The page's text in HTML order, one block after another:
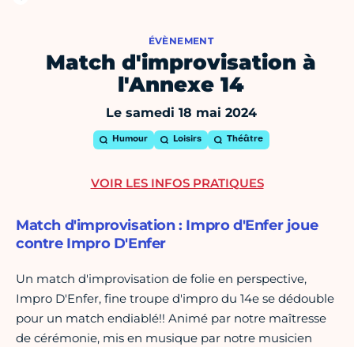
ÉVÈNEMENT
Match d'improvisation à
l'Annexe 14
Le samedi 18 mai 2024
Humour Loisirs Théâtre
Match d'improvisation : Impro d'Enfer joue
contre Impro D'Enfer
Un match d'improvisation de folie en perspective,
Impro D'Enfer, fine troupe d'impro du 14e se dédouble
pour un match endiablé!! Animé par notre maîtresse
de cérémonie, mis en musique par notre musicien
VOIR LES INFOS PRATIQUES